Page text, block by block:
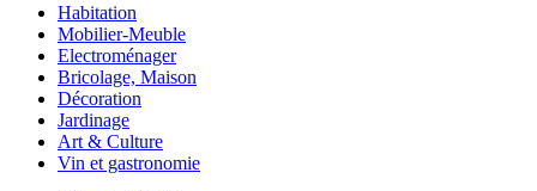
Habitation
Mobilier-Meuble
Electroménager
Bricolage, Maison
Décoration
Jardinage
Art & Culture
Vin et gastronomie